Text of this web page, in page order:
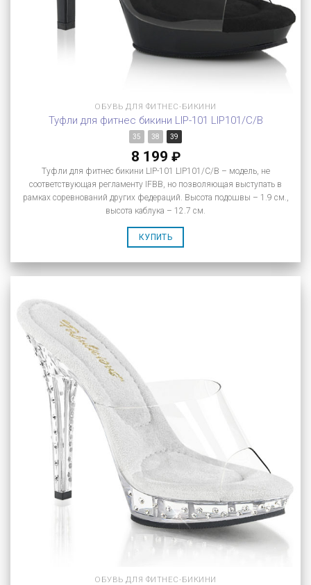
ОБУВЬ ДЛЯ ФИТНЕС-БИКИНИ
Туфли для фитнес бикини LIP-101 LIP101/C/B
35 38 39
8 199 ₽
Туфли для фитнес бикини LIP-101 LIP101/C/B – модель, не
соответствующая регламенту IFBB, но позволяющая выступать в
рамках соревнований других федераций. Высота подошвы – 1.9 см.,
высота каблука – 12.7 см.
КУПИТЬ
ОБУВЬ ДЛЯ ФИТНЕС-БИКИНИ